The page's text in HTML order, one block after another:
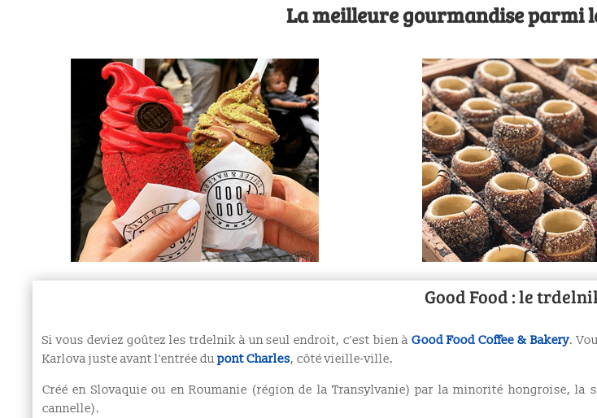
La meilleure gourmandise parmi
Good Food : le
Si vous deviez goûtez les trdelnik à un seul endroit, c’est bien àGood Food Coffee & Bakery.
Karlova juste avant l’entrée du pont Charles, côté vieille-ville.
Créé en Slovaquie ou en Roumanie (région de la Transylvanie) par la minorité hongroise,
cannelle).